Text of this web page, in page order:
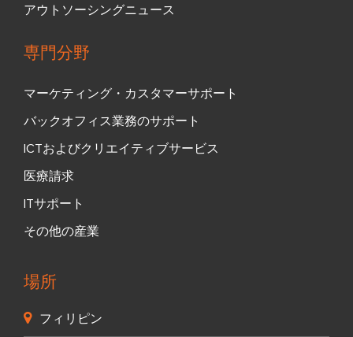
アウトソーシングニュース
専門分野
マーケティング・カスタマーサポート
バックオフィス業務のサポート
ICTおよびクリエイティブサービス
医療請求
ITサポート
その他の産業
場所
フィリピン